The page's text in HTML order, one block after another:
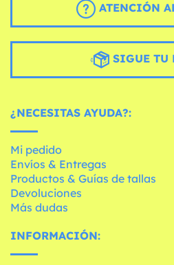
ATENCIÓN
SIGUE TU
¿NECESITAS AYUDA?:
Mi pedido
Envíos & Entregas
Productos & Guías de tallas
Devoluciones
Más dudas
INFORMACIÓN: